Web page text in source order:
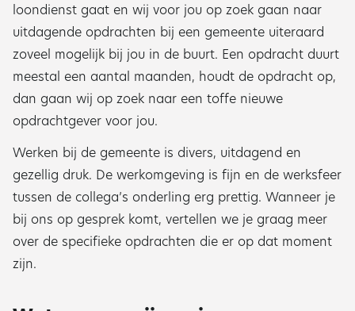
loondienst gaat en wij voor jou op zoek gaan naar
uitdagende opdrachten bij een gemeente uiteraard
zoveel mogelijk bij jou in de buurt. Een opdracht duurt
meestal een aantal maanden, houdt de opdracht op,
dan gaan wij op zoek naar een toffe nieuwe
opdrachtgever voor jou.
Werken bij de gemeente is divers, uitdagend en
gezellig druk. De werkomgeving is fijn en de werksfeer
tussen de collega’s onderling erg prettig. Wanneer je
bij ons op gesprek komt, vertellen we je graag meer
over de specifieke opdrachten die er op dat moment
zijn.